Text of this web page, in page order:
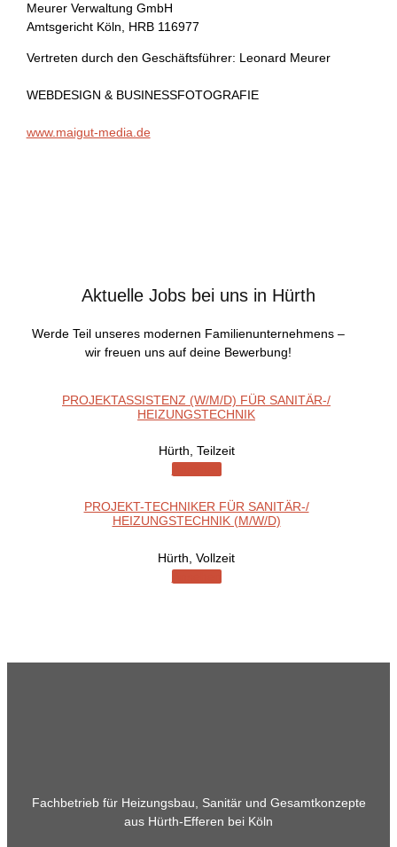
Meurer Verwaltung GmbH
Amtsgericht Köln, HRB 116977
Vertreten durch den Geschäftsführer: Leonard Meurer
WEBDESIGN & BUSINESSFOTOGRAFIE
www.maigut-media.de
Aktuelle Jobs bei uns in Hürth
Werde Teil unseres modernen Familien­unternehmens –
wir freuen uns auf deine Bewerbung!
PROJEKTASSISTENZ (W/M/D) FÜR SANITÄR-/
HEIZUNGSTECHNIK
Hürth Teilzeit
PROJEKT-TECHNIKER FÜR SANITÄR-/
HEIZUNGSTECHNIK (M/W/D)
Hürth Vollzeit
Fachbetrieb für Heizungsbau, Sanitär und Gesamtkonzepte
aus Hürth-Efferen bei Köln